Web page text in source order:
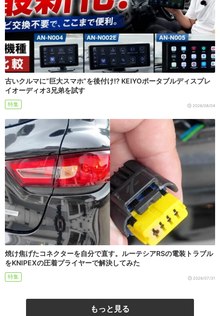
古いクルマに“巨大スマホ”を後付け!? KEIYOポータブルディスプレ
イオーディオ3兄弟を試す
特集 2026/08/04
焼け焦げたコネクターを自分で直す。ルーテシアRSの電装トラブル
をKNIPEXの圧着プライヤーで解決してみた
特集 2026/07/31
もっと見る